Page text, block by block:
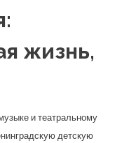
жизнь,
и театральному
детскую